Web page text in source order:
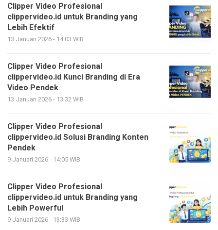
Clipper Video Profesional
clippervideo.id untuk Branding yang
Lebih Efektif
13 Januari 2026 - 14:03 WIB
Clipper Video Profesional
clippervideo.id Kunci Branding di Era
Video Pendek
13 Januari 2026 - 13:32 WIB
Clipper Video Profesional
clippervideo.id Solusi Branding Konten
Pendek
9 Januari 2026 - 14:05 WIB
Clipper Video Profesional
clippervideo.id untuk Branding yang
Lebih Powerful
9 Januari 2026 - 13:33 WIB